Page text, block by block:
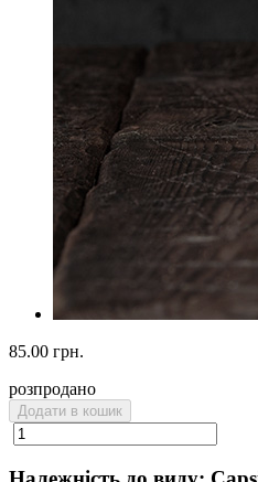
85.00 грн.
розпродано
Додати в кошик